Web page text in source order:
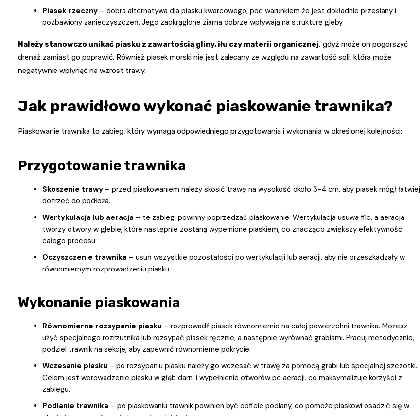
Piasek rzeczny – dobra alternatywa dla piasku kwarcowego, pod warunkiem że jest dokładnie przesiany i
pozbawiony zanieczyszczeń. Jego zaokrąglone ziarna dobrze wpływają na strukturę gleby.
Należy stanowczo unikać piasku z zawartością gliny, iłu czy materii organicznej, gdyż może on pogorszyć
drenaż zamiast go poprawić. Również piasek morski nie jest zalecany ze względu na zawartość soli, która może
negatywnie wpłynąć na wzrost trawy.
Jak prawidłowo wykonać piaskowanie trawnika?
Piaskowanie trawnika to zabieg, który wymaga odpowiedniego przygotowania i wykonania w określonej kolejności:
Przygotowanie trawnika
Skoszenie trawy – przed piaskowaniem należy skosić trawę na wysokość około 3-4 cm, aby piasek mógł łatwiej
dotrzeć do podłoża.
Wertykulacja lub aeracja – te zabiegi powinny poprzedzać piaskowanie. Wertykulacja usuwa filc, a aeracja
tworzy otwory w glebie, które następnie zostaną wypełnione piaskiem, co znacząco zwiększy efektywność
całego procesu.
Oczyszczenie trawnika – usuń wszystkie pozostałości po wertykulacji lub aeracji, aby nie przeszkadzały w
równomiernym rozprowadzeniu piasku.
Wykonanie piaskowania
Równomierne rozsypanie piasku – rozprowadź piasek równomiernie na całej powierzchni trawnika. Możesz
użyć specjalnego rozrzutnika lub rozsypać piasek ręcznie, a następnie wyrównać grabiami. Pracuj metodycznie,
podziel trawnik na sekcje, aby zapewnić równomierne pokrycie.
Wczesanie piasku – po rozsypaniu piasku należy go wczesać w trawę za pomocą grabi lub specjalnej szczotki.
Celem jest wprowadzenie piasku w głąb darni i wypełnienie otworów po aeracji, co maksymalizuje korzyści z
zabiegu.
Podlanie trawnika – po piaskowaniu trawnik powinien być obficie podlany, co pomoże piaskowi osadzić się w